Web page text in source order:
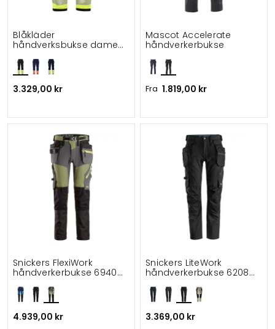
Blåkläder
håndverksbukse dame
3.329,00 kr
Mascot Accelerate
håndverkerbukse
Fra 1.819,00 kr
Snickers FlexiWork
håndverkerbukse 6940
4.939,00 kr
Snickers LiteWork
håndverkerbukse 6208
3.369,00 kr